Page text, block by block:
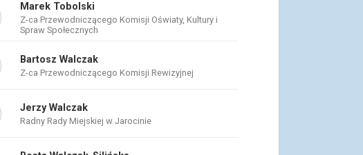
Marek Tobolski
Z-ca Przewodniczącego Komisji Oświaty, Kultury i
Spraw Społecznych
Bartosz Walczak
Z-ca Przewodniczącego Komisji Rewizyjnej
Jerzy Walczak
Radny Rady Miejskiej w Jarocinie